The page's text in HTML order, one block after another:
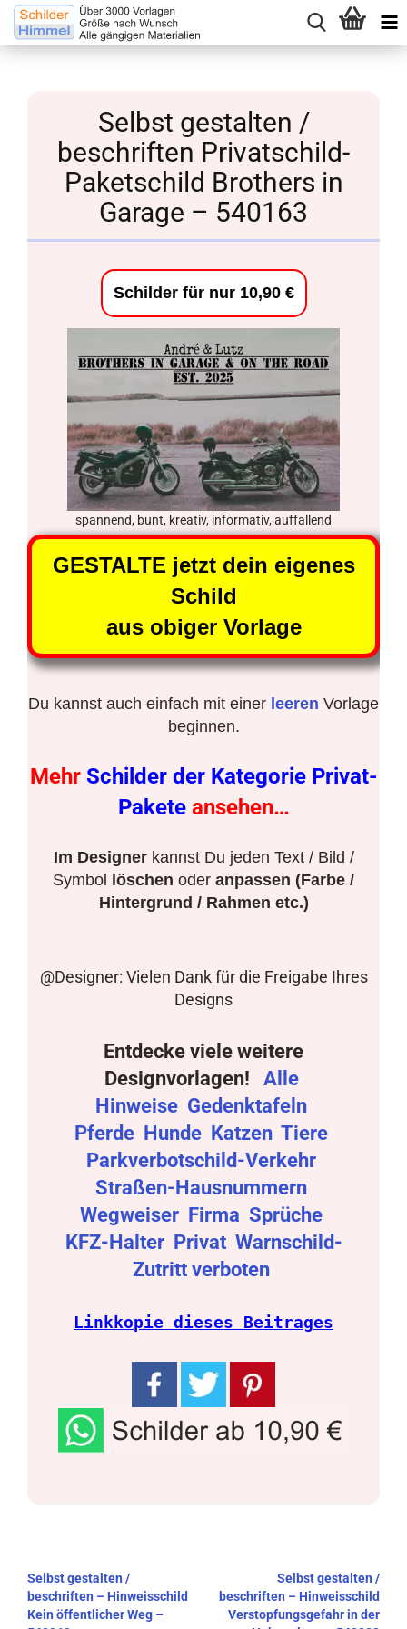
Selbst gestalten /
beschriften Privatschild-
Paketschild Brothers in
Garage – 540163
Schilder für nur 10,90 €
spannend, bunt, kreativ, informativ, auffallend
GESTALTE jetzt dein eigenes
Schild
aus obiger Vorlage
Du kannst auch einfach mit einer leeren Vorlage
beginnen.
Mehr Schilder der Kategorie Privat-
Pakete ansehen…
Im Designerkannst Du jeden Text / Bild /
Symbol löschen oder anpassen (Farbe /
Hintergrund / Rahmen etc.)
@Designer: Vielen Dank für die Freigabe Ihres
Designs
Entdecke viele weitere
Designvorlagen!
Alle
Hinweise Gedenktafeln
Pferde Hunde Katzen Tiere
Parkverbotschild-Verkehr
Straßen-Hausnummern
Wegweiser Firma Sprüche
KFZ-Halter Privat Warnschild-
Zutritt verboten
Linkkopie dieses Beitrages
Beitragsnavigation
Selbst gestalten /
beschriften – Hinweisschild
Kein öffentlicher Weg –
Selbst gestalten /
beschriften – Hinweisschild
Verstopfungsgefahr in der